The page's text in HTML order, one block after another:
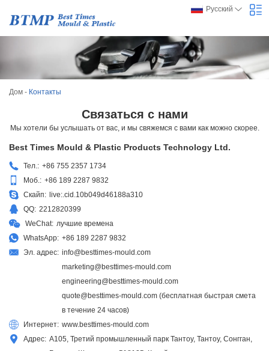
Русский
Дом - Контакты
Связаться с нами
Мы хотели бы услышать от вас, и мы свяжемся с вами как можно скорее.
Best Times Mould & Plastic Products Technology Ltd.
Тел.: +86 755 2357 1734
Моб.: +86 189 2287 9832
Скайп: live:.cid.10b049d46188a310
QQ: 2212820399
WeChat: лучшие времена
WhatsApp: +86 189 2287 9832
Эл. адрес: info@besttimes-mould.com
marketing@besttimes-mould.com
engineering@besttimes-mould.com
quote@besttimes-mould.com (бесплатная быстрая смета
в течение 24 часов)
Интернет: www.besttimes-mould.com
Адрес: A105, Третий промышленный парк Тантоу, Тантоу, Сонгган,